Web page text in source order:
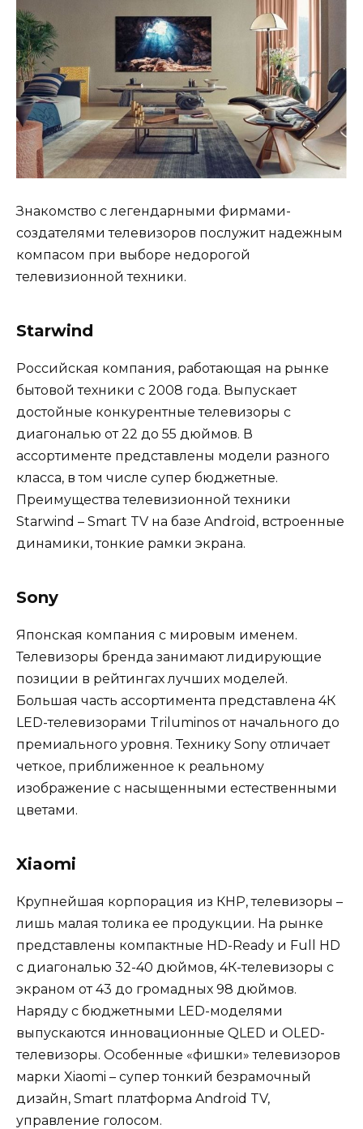
Знакомство с легендарными фирмами-
создателями телевизоров послужит надежным
компасом при выборе недорогой
телевизионной техники.
Starwind
Российская компания, работающая на рынке
бытовой техники с 2008 года. Выпускает
достойные конкурентные телевизоры с
диагональю от 22 до 55 дюймов. В
ассортименте представлены модели разного
класса, в том числе супер бюджетные.
Преимущества телевизионной техники
Starwind – Smart TV на базе Android, встроенные
динамики, тонкие рамки экрана.
Sony
Японская компания с мировым именем.
Телевизоры бренда занимают лидирующие
позиции в рейтингах лучших моделей.
Большая часть ассортимента представлена 4К
LED-телевизорами Triluminos от начального до
премиального уровня. Технику Sony отличает
четкое, приближенное к реальному
изображение с насыщенными естественными
цветами.
Xiaomi
Крупнейшая корпорация из КНР, телевизоры –
лишь малая толика ее продукции. На рынке
представлены компактные HD-Ready и Full HD
с диагональю 32-40 дюймов, 4К-телевизоры с
экраном от 43 до громадных 98 дюймов.
Наряду с бюджетными LED-моделями
выпускаются инновационные QLED и OLED-
телевизоры. Особенные «фишки» телевизоров
марки Xiaomi – супер тонкий безрамочный
дизайн, Smart платформа Android TV,
управление голосом.